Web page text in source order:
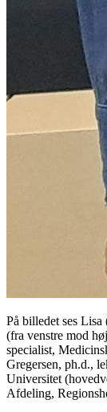
På billedet ses Lisa
(fra venstre mod
specialist,
Gregersen, ph.d.,
Universitet
Afdeling,